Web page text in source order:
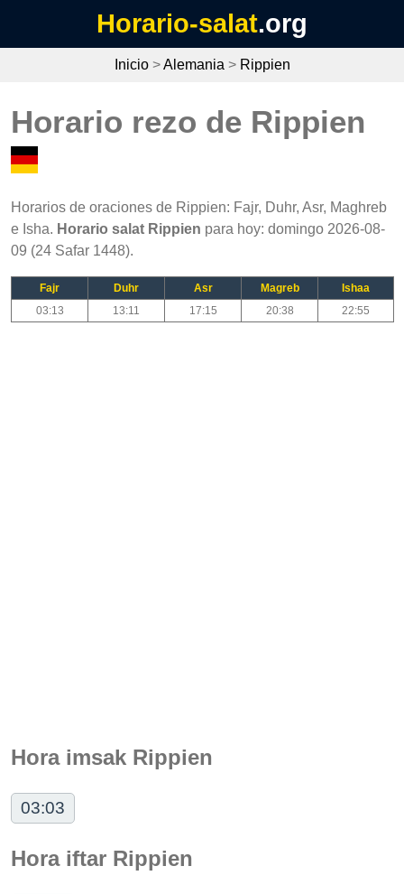
Horario-salat.org
Inicio>Alemania > Rippien
Horario rezo de Rippien
Horarios de oraciones de Rippien: Fajr, Duhr, Asr, Maghreb
e Isha. Horario salat Rippien para hoy: domingo 2026-08-
09 (24 Safar 1448).
Fajr Duhr Asr Magreb
Ishaa
03:13
13:11 17:15 20:38 22:55
Hora imsak Rippien
03:03
Hora iftar Rippien